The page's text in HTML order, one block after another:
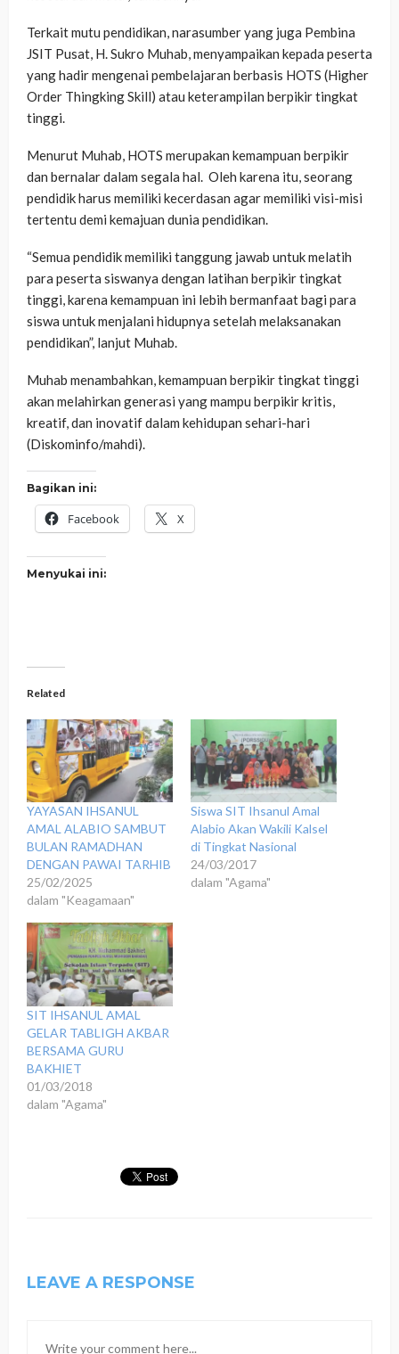
Terkait mutu pendidikan, narasumber yang juga Pembina
JSIT Pusat, H. Sukro Muhab, menyampaikan kepada peserta
yang hadir mengenai pembelajaran berbasis HOTS (Higher
Order Thingking Skill) atau keterampilan berpikir tingkat
tinggi.
Menurut Muhab, HOTS merupakan kemampuan berpikir
dan bernalar dalam segala hal. Oleh karena itu, seorang
pendidik harus memiliki kecerdasan agar memiliki visi-misi
tertentu demi kemajuan dunia pendidikan.
“Semua pendidik memiliki tanggung jawab untuk melatih
para peserta siswanya dengan latihan berpikir tingkat
tinggi, karena kemampuan ini lebih bermanfaat bagi para
siswa untuk menjalani hidupnya setelah melaksanakan
pendidikan”, lanjut Muhab.
Muhab menambahkan, kemampuan berpikir tingkat tinggi
akan melahirkan generasi yang mampu berpikir kritis,
kreatif, dan inovatif dalam kehidupan sehari-hari
(Diskominfo/mahdi).
Bagikan ini:
Facebook X
Menyukai ini:
Related
YAYASAN IHSANUL
AMAL ALABIO SAMBUT
BULAN RAMADHAN
DENGAN PAWAI TARHIB
25/02/2025
dalam "Keagamaan"
Siswa SIT Ihsanul Amal
Alabio Akan Wakili Kalsel
di Tingkat Nasional
24/03/2017
dalam "Agama"
SIT IHSANUL AMAL
GELAR TABLIGH AKBAR
BERSAMA GURU
BAKHIET
01/03/2018
dalam "Agama"
LEAVE A RESPONSE